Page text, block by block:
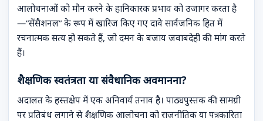
आलोचनाओं को मौन करने के हानिकारक प्रभाव को उजागर करता है
—”सेंसैशनल” के रूप में खारिज किए गए दावे सार्वजनिक हित में
रचनात्मक सत्य हो सकते हैं, जो दमन के बजाय जवाबदेही की मांग करते
हैं।
शैक्षणिक स्वतंत्रता या संवैधानिक अवमानना?
अदालत के हस्तक्षेप में एक अनिवार्य तनाव है। पाठ्यपुस्तक की सामग्री
पर प्रतिबंध लगाने से शैक्षणिक आलोचना को राजनीतिक या पत्रकारिता